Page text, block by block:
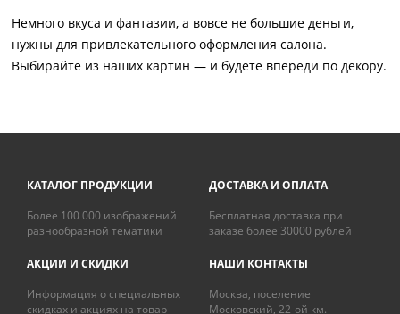
Немного вкуса и фантазии, а вовсе не большие деньги,
нужны для привлекательного оформления салона.
Выбирайте из наших картин — и будете впереди по декору.
КАТАЛОГ ПРОДУКЦИИ
Более 100 000 изображений
разнообразной тематики
ДОСТАВКА И ОПЛАТА
Бесплатная доставка при
заказе более 30000 рублей
АКЦИИ И СКИДКИ
Информация о специальных
скидках и акциях на товар
НАШИ КОНТАКТЫ
Москва, поселение
Московский, 22-ой км.